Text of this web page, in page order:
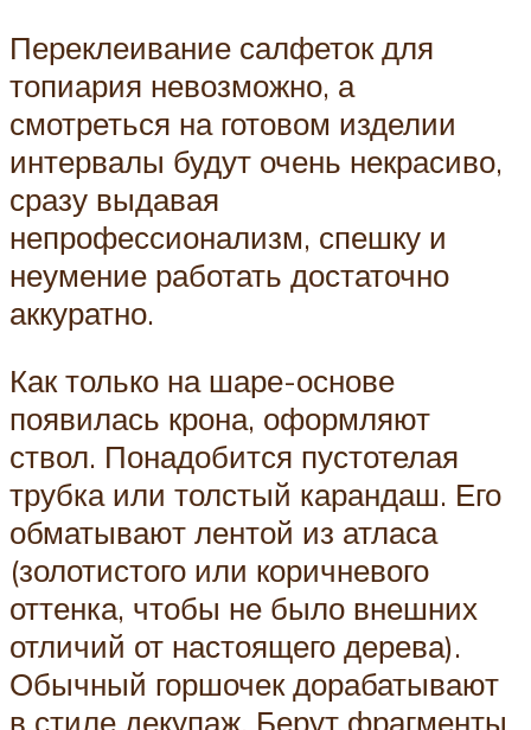
Переклеивание салфеток для
топиария невозможно, а
смотреться на готовом изделии
интервалы будут очень некрасиво,
сразу выдавая
непрофессионализм, спешку и
неумение работать достаточно
аккуратно.
Как только на шаре-основе
появилась крона, оформляют
ствол. Понадобится пустотелая
трубка или толстый карандаш. Его
обматывают лентой из атласа
(золотистого или коричневого
оттенка, чтобы не было внешних
отличий от настоящего дерева).
Обычный горшочек дорабатывают
в стиле декупаж. Берут фрагменты